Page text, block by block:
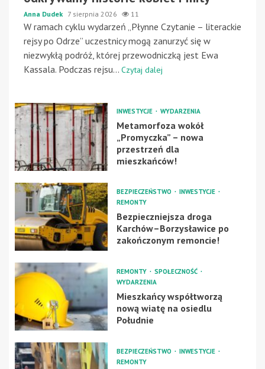
Anna Dudek 7 sierpnia 2026 11
W ramach cyklu wydarzeń „Płynne Czytanie – literackie
rejsy po Odrze” uczestnicy mogą zanurzyć się w
niezwykłą podróż, której przewodniczką jest Ewa
Kassala. Podczas rejsu... Czytaj dalej
INWESTYCJE WYDARZENIA
Metamorfoza wokół
„Promyczka” – nowa
przestrzeń dla
mieszkańców!
BEZPIECZEŃSTWO
INWESTYCJE
REMONTY
Bezpieczniejsza droga
Karchów–Borzysławice po
zakończonym remoncie!
REMONTY
SPOŁECZNOŚĆ
WYDARZENIA
Mieszkańcy współtworzą
nową wiatę na osiedlu
Południe
BEZPIECZEŃSTWO
INWESTYCJE
REMONTY